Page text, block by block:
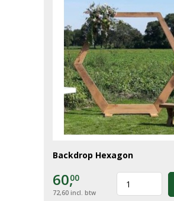
Backdrop Hexagon
60,00
72,60 incl. btw